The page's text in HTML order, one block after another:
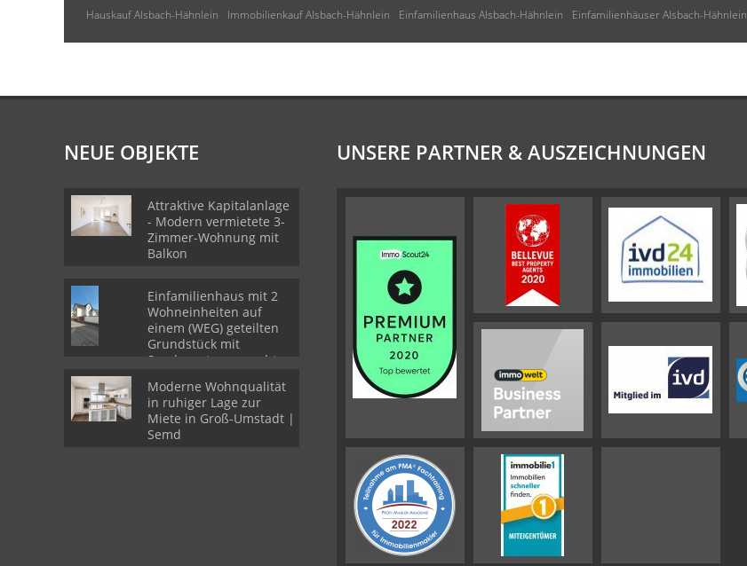
Hauskauf Alsbach-Hähnlein
Immobilienkauf Alsbach-Hähnlein Einfamilienhaus Alsbach-Hähnlein Einfamilienhäuser Alsbach-Hähnlein
NEUE OBJEKTE
Attraktive Kapitalanlage
- Modern vermietete 3-
Zimmer-Wohnung mit
Balkon
Einfamilienhaus mit 2
Wohneinheiten auf
einem (WEG) geteilten
Grundstück mit
Sondernutzungsrechten
Moderne Wohnqualität
in ruhiger Lage zur
Miete in Groß-Umstadt |
Semd
UNSERE PARTNER & AUSZEICHNUNGEN